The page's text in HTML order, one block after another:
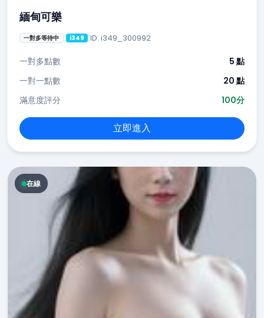
緬甸可樂
一對多等待中 i349 ID: i349_300992
一對多點數
5 點
一對一點數
20 點
滿意度評分
100分
立即進入
在線